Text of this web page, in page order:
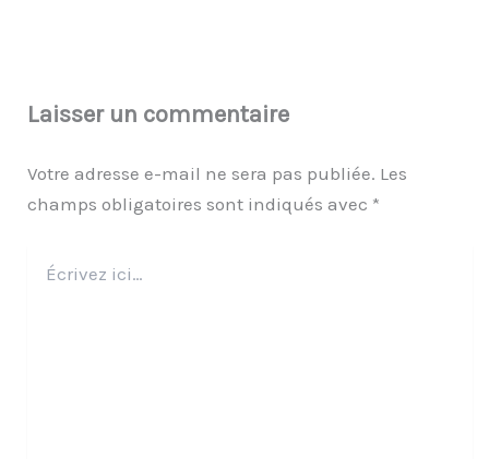
Laisser un commentaire
Votre adresse e-mail ne sera pas publiée. Les
champs obligatoires sont indiqués avec *
ici…